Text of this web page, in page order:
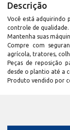
Descrição
Você está adquirindo
controle de qualidade.
Mantenha suas
Compre com
agrícola, tratores,
Peças de reposição
desde o plantio até a
Produto vendido por